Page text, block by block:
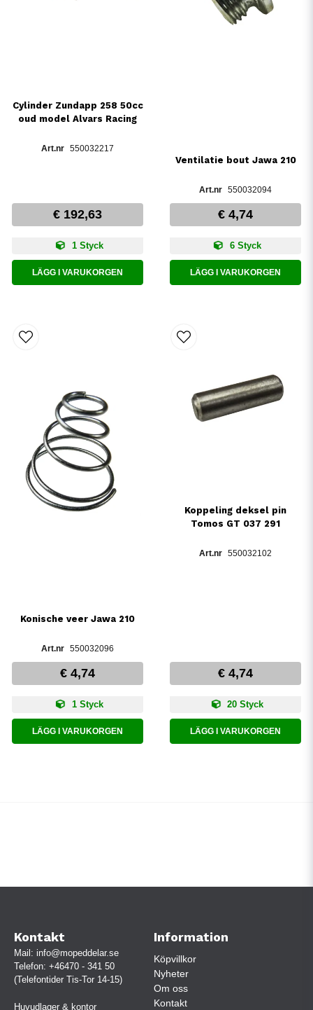
Cylinder Zundapp 258 50cc
oud model Alvars Racing
550032217
€ 192,63
1 Styck
LÄGG I VARUKORGEN
Ventilatie bout Jawa 210
550032094
€ 4,74
6 Styck
LÄGG I VARUKORGEN
Konische veer Jawa 210
550032096
€ 4,74
1 Styck
LÄGG I VARUKORGEN
Koppeling deksel pin
Tomos GT 037 291
550032102
€ 4,74
20 Styck
LÄGG I VARUKORGEN
Kontakt
Mail: info@mopeddelar.se
Telefon: +46470 - 341 50
(Telefontider Tis-Tor 14-15)
Huvudlager & kontor
Information
Köpvillkor
Nyheter
Om oss
Kontakt